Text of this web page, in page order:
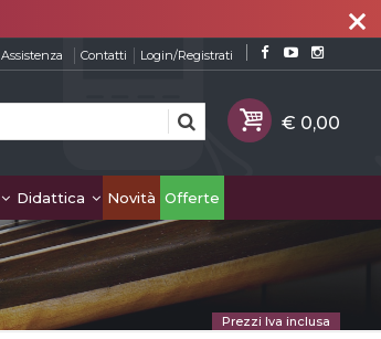
close
Assistenza Contatti Login/Registrati
Didattica Novità Offerte
Prezzi Iva inclusa